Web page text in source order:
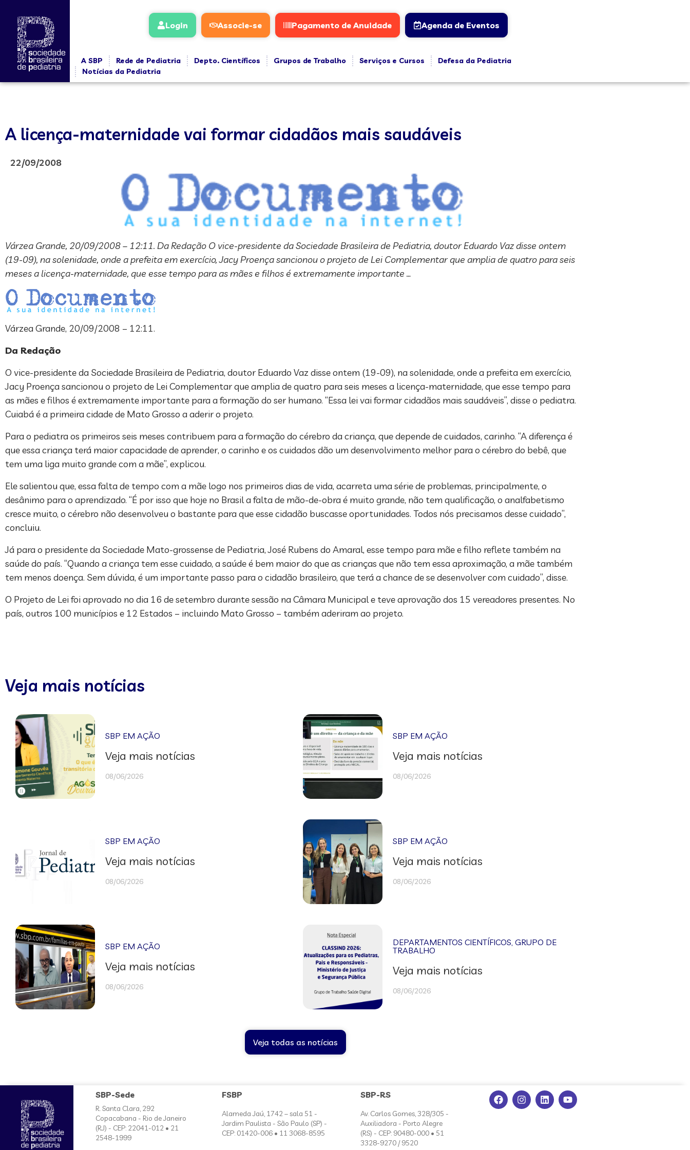
Login Associe-se Pagamento de Anuidade Agenda de Eventos
A SBP Rede de Pediatria Depto. Científicos Grupos de Trabalho Serviços e Cursos
Defesa da Pediatria
Notícias da Pediatria
A licença-maternidade vai formar cidadãos mais saudáveis
22/09/2008
Várzea Grande, 20/09/2008 – 12:11. Da Redação O vice-presidente da Sociedade Brasileira de Pediatria, doutor Eduardo Vaz disse ontem
(19-09), na solenidade, onde a prefeita em exercício, Jacy Proença sancionou o projeto de Lei Complementar que amplia de quatro para seis
meses a licença-maternidade, que esse tempo para as mães e filhos é extremamente importante …
Várzea Grande, 20/09/2008 – 12:11.
Da Redação
O vice-presidente da Sociedade Brasileira de Pediatria, doutor Eduardo Vaz disse ontem (19-09), na solenidade, onde a prefeita em exercício,
Jacy Proença sancionou o projeto de Lei Complementar que amplia de quatro para seis meses a licença-maternidade, que esse tempo para
as mães e filhos é extremamente importante para a formação do ser humano. “Essa lei vai formar cidadãos mais saudáveis”, disse o pediatra.
Cuiabá é a primeira cidade de Mato Grosso a aderir o projeto.
Para o pediatra os primeiros seis meses contribuem para a formação do cérebro da criança, que depende de cuidados, carinho. “A diferença é
que essa criança terá maior capacidade de aprender, o carinho e os cuidados dão um desenvolvimento melhor para o cérebro do bebê, que
tem uma liga muito grande com a mãe”, explicou.
Ele salientou que, essa falta de tempo com a mãe logo nos primeiros dias de vida, acarreta uma série de problemas, principalmente, o
desânimo para o aprendizado. “É por isso que hoje no Brasil a falta de mão-de-obra é muito grande, não tem qualificação, o analfabetismo
cresce muito, o cérebro não desenvolveu o bastante para que esse cidadão buscasse oportunidades. Todos nós precisamos desse cuidado”,
concluiu.
Já para o presidente da Sociedade Mato-grossense de Pediatria, José Rubens do Amaral, esse tempo para mãe e filho reflete também na
saúde do país. “Quando a criança tem esse cuidado, a saúde é bem maior do que as crianças que não tem essa aproximação, a mãe também
tem menos doença. Sem dúvida, é um importante passo para o cidadão brasileiro, que terá a chance de se desenvolver com cuidado”, disse.
O Projeto de Lei foi aprovado no dia 16 de setembro durante sessão na Câmara Municipal e teve aprovação dos 15 vereadores presentes. No
país, outros 100 municípios e 12 Estados – incluindo Mato Grosso – também aderiram ao projeto.
Veja mais notícias
SBP EM AÇÃO
Veja mais notícias
08/06/2026
SBP EM AÇÃO
Veja mais notícias
08/06/2026
SBP EM AÇÃO
Veja mais notícias
08/06/2026
SBP EM AÇÃO
Veja mais notícias
08/06/2026
SBP EM AÇÃO
Veja mais notícias
08/06/2026
DEPARTAMENTOS CIENTÍFICOS,GRUPO DE
TRABALHO
Veja mais notícias
08/06/2026
Veja todas as notícias
SBP-Sede
R. Santa Clara, 292
Copacabana - Rio de Janeiro
(RJ) - CEP: 22041-012 • 21
2548-1999
FSBP
Alameda Jaú, 1742 – sala 51 -
Jardim Paulista - São Paulo (SP) -
CEP: 01420-006 • 11 3068-8595
SBP-RS
Av. Carlos Gomes, 328/305 -
Auxiliadora - Porto Alegre
(RS) - CEP: 90480-000 • 51
3328-9270 / 9520